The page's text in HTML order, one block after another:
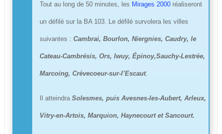
Tout au long de 50 minutes, les Mirages 2000réaliseront
un défilé sur la BA 103. Le défilé survolera les villes
suivantes : Cambrai, Bourlon, Niergnies, Caudry, le
Cateau-Cambrésis, Ors, Iwuy, Épinoy,Sauchy-Lestrée,
Marcoing, Crèvecoeur-sur-l’Escaut.
Il atteindra Solesmes, puis Avesnes-les-Aubert, Arleux,
Vitry-en-Artois, Marquion, Haynecourt et Sancourt.